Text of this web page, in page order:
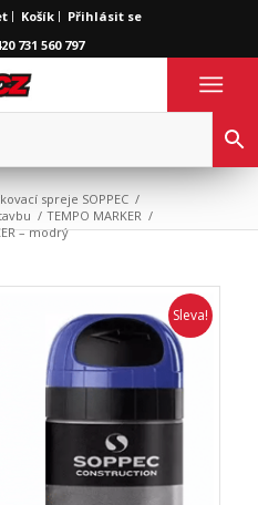
Košík
Přihlásit se
731 560 797
spreje SOPPEC /
/ TEMPO MARKER /
– modrý
Sleva!